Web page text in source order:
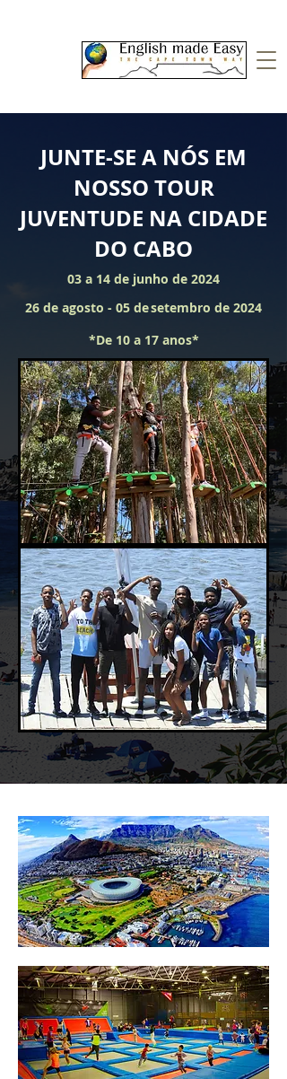
JUNTE-SE A NÓS EM
NOSSO TOUR
JUVENTUDE NA CIDADE
DO CABO
03 a 14 de junho de 2024
26 de agosto - 05 desetembro de 2024
*De 10 a 17 anos*